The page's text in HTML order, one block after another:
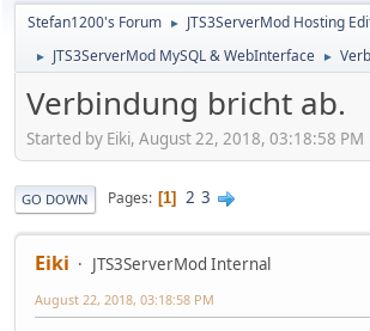
Stefan1200's Forum ► JTS3ServerMod Hosting
► JTS3ServerMod MySQL & WebInterface ►
Verbindung bricht ab.
Started by Eiki, August 22, 2018, 03:18:58 PM
GO DOWN Pages 1 2 3
Eiki JTS3ServerMod Internal
August 22, 2018, 03:18:58 PM